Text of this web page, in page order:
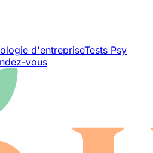
d'entrepriseTests Psy
vous